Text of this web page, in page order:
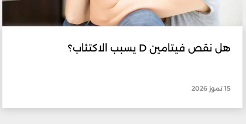
هل نقص فيتامين D يسبب الاكتئاب؟
15 تموز 2026